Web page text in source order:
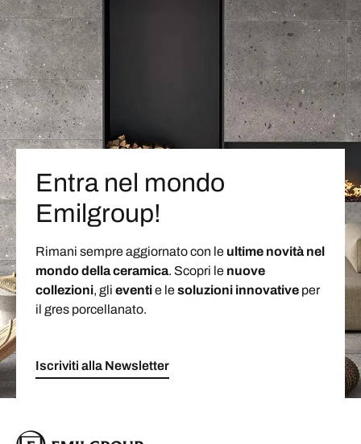
Entra nel mondo
Emilgroup!
Rimani sempre aggiornato con le ultime novità nel
mondo della ceramica. Scopri le nuove
collezioni, gli eventie lesoluzioni innovative per
il gres porcellanato.
Iscriviti alla Newsletter